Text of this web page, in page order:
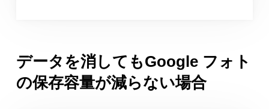
データを消してもGoogle フォト
の保存容量が減らない場合